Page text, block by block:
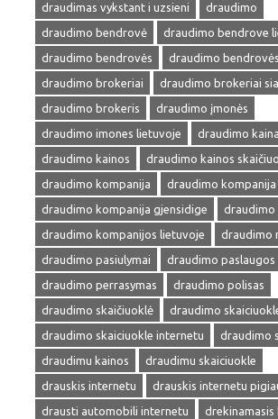
draudimas vykstant i uzsieni
draudimo
draudimo bendrovė
draudimo bendrove
draudimo bendrovės
draudimo
draudimo brokeriai
draudimo brokeriai
draudimo brokeris
draudimo įmonės
draudimo imones lietuvoje
draudimo kaina
draudimo kainos
draudimo kainos
draudimo kompanija
draudimo kompanija
draudimo kompanija gjensidige
draudimo
draudimo kompanijos lietuvoje
draudimo
draudimo pasiulymai
draudimo paslaugos
draudimo perrasymas
draudimo polisas
draudimo skaičiuoklė
draudimo
draudimo skaiciuokle internetu
draudimo
draudimu kainos
draudimu skaiciuokle
drauskis internetu
drauskis internetu
drausti automobili internetu
drekinamasis